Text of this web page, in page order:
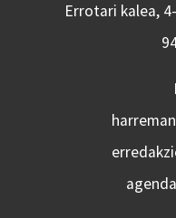
Errotari kalea,